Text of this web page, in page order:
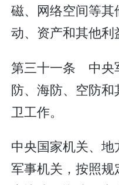
磁、网络空间等
动、资产和其他利
第三十一条 中央
防、海防、空防
卫工作。
中央国家机关、
军事机关，按照